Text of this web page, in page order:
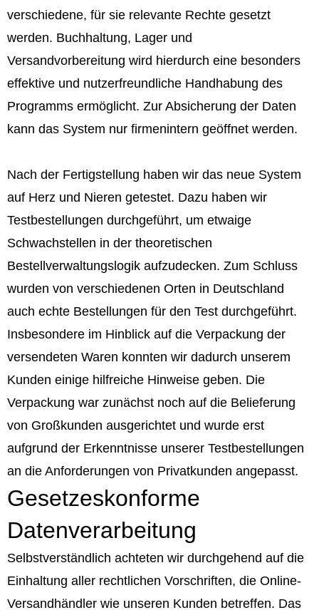
verschiedene, für sie relevante Rechte gesetzt
werden. Buchhaltung, Lager und
Versandvorbereitung wird hierdurch eine besonders
effektive und nutzerfreundliche Handhabung des
Programms ermöglicht. Zur Absicherung der Daten
kann das System nur firmenintern geöffnet werden.
Nach der Fertigstellung haben wir das neue System
auf Herz und Nieren getestet. Dazu haben wir
Testbestellungen durchgeführt, um etwaige
Schwachstellen in der theoretischen
Bestellverwaltungslogik aufzudecken. Zum Schluss
wurden von verschiedenen Orten in Deutschland
auch echte Bestellungen für den Test durchgeführt.
Insbesondere im Hinblick auf die Verpackung der
versendeten Waren konnten wir dadurch unserem
Kunden einige hilfreiche Hinweise geben. Die
Verpackung war zunächst noch auf die Belieferung
von Großkunden ausgerichtet und wurde erst
aufgrund der Erkenntnisse unserer Testbestellungen
an die Anforderungen von Privatkunden angepasst.
Gesetzeskonforme
Datenverarbeitung
Selbstverständlich achteten wir durchgehend auf die
Einhaltung aller rechtlichen Vorschriften, die Online-
Versandhändler wie unseren Kunden betreffen. Das